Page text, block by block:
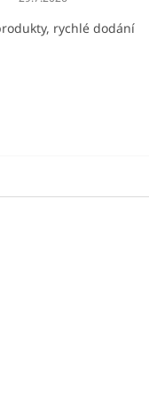
rychlé dodání